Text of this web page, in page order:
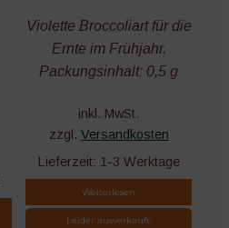
Violette Broccoliart für die
Ernte im Frühjahr.
Packungsinhalt: 0,5 g
inkl. MwSt.
zzgl. Versandkosten
Lieferzeit: 1-3 Werktage
Weiterlesen
Leider ausverkauft.